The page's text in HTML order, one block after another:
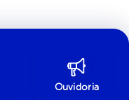
Ouvidoria